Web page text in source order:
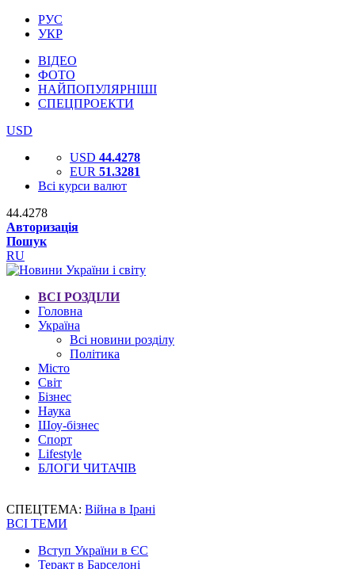
РУС
УКР
ВІДЕО
ФОТО
НАЙПОПУЛЯРНІШІ
СПЕЦПРОЕКТИ
USD
USD 44.4278
EUR 51.3281
Всі курси валют
44.4278
Авторизація
Пошук
RU
ВСІ РОЗДІЛИ
Головна
Україна
Всі новини розділу
Політика
Місто
Світ
Бізнес
Наука
Шоу-бізнес
Спорт
Lifestyle
БЛОГИ ЧИТАЧІВ
СПЕЦТЕМА: Війна в Ірані
ВСІ ТЕМИ
Вступ України в ЄС
Теракт в Барселоні